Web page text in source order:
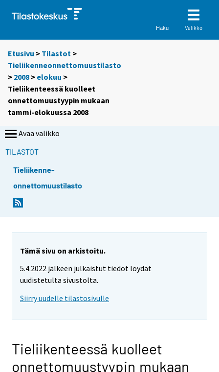
Haku Valikko
Etusivu > Tilastot >
Tieliikenneonnettomuustilasto
> 2008 > elokuu >
Tieliikenteessä kuolleet
onnettomuustyypin mukaan
tammi-elokuussa 2008
Avaa valikko
TILASTOT
Tieliikenne-
onnettomuustilasto
Tämä sivu on arkistoitu.
5.4.2022 jälkeen julkaistut tiedot löydät
uudistetulta sivustolta.
Siirry uudelle tilastosivulle
Tieliikenteessä kuolleet
onnettomuustyypin mukaan